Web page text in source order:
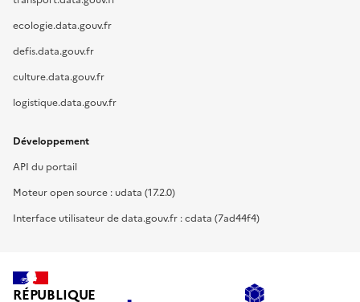
ecologie.data.gouv.fr
defis.data.gouv.fr
culture.data.gouv.fr
logistique.data.gouv.fr
Développement
API du portail
Moteur open source : udata (17.2.0)
Interface utilisateur de data.gouv.fr : cdata (7ad44f4)
RÉPUBLIQUE